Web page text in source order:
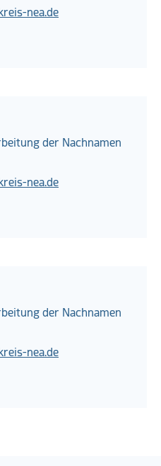
nea.de
der Nachnamen
nea.de
der Nachnamen
nea.de